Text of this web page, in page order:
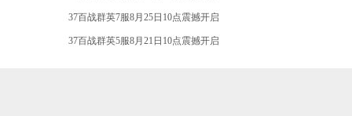
37百战群英7服8月25日10点震撼开启
37百战群英5服8月21日10点震撼开启